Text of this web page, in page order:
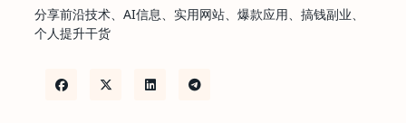
分享前沿技术、AI信息、实用网站、爆款应用、搞钱副业、
个人提升干货